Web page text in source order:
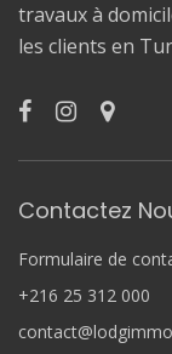
travaux à
les clients en
Contactez
Formulaire de
+216 25 312 000